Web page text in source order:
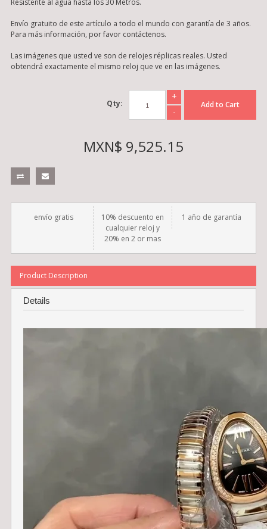
Resistente al agua hasta los 30 Metros.
Envío gratuito de este artículo a todo el mundo con garantía de 3 años.
Para más información, por favor contáctenos.
Las imágenes que usted ve son de relojes réplicas reales. Usted
obtendrá exactamente el mismo reloj que ve en las imágenes.
Qty:
+
-
Add to Cart
MXN$ 9,525.15
envío gratis
10% descuento en
cualquier reloj y
20% en 2 or mas
1 año de garantía
Product Description
Details